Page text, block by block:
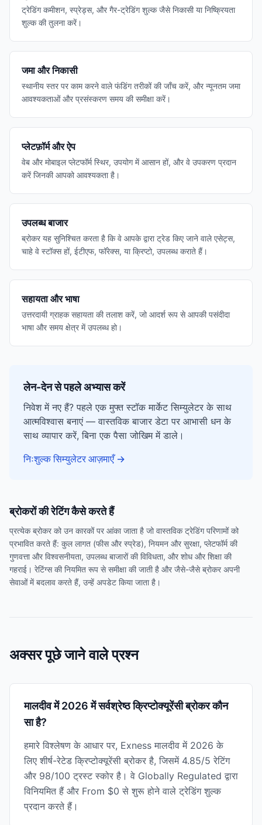
ट्रेडिंग कमीशन, स्प्रेड्स, और गैर-ट्रेडिंग शुल्क जैसे निकासी या निष्क्रियता
शुल्क की तुलना करें।
जमा और निकासी
स्थानीय स्तर पर काम करने वाले फंडिंग तरीकों की जाँच करें, और न्यूनतम जमा
आवश्यकताओं और प्रसंस्करण समय की समीक्षा करें।
प्लेटफ़ॉर्म और ऐप
वेब और मोबाइल प्लेटफॉर्म स्थिर, उपयोग में आसान हों, और वे उपकरण प्रदान
करें जिनकी आपको आवश्यकता है।
उपलब्ध बाजार
ब्रोकर यह सुनिश्चित करता है कि वे आपके द्वारा ट्रेड किए जाने वाले एसेट्स,
चाहे वे स्टॉक्स हों, ईटीएफ, फॉरेक्स, या क्रिप्टो, उपलब्ध कराते हैं।
सहायता और भाषा
उत्तरदायी ग्राहक सहायता की तलाश करें, जो आदर्श रूप से आपकी पसंदीदा
भाषा और समय क्षेत्र में उपलब्ध हो।
लेन-देन से पहले अभ्यास करें
निवेश में नए हैं? पहले एक मुफ्त स्टॉक मार्केट सिम्युलेटर के साथ
आत्मविश्वास बनाएं — वास्तविक बाजार डेटा पर आभासी धन के
साथ व्यापार करें, बिना एक पैसा जोखिम में डाले।
निःशुल्क सिम्युलेटर आज़माएँ →
ब्रोकरों की रेटिंग कैसे करते हैं
प्रत्येक ब्रोकर को उन कारकों पर आंका जाता है जो वास्तविक ट्रेडिंग परिणामों को
प्रभावित करते हैं: कुल लागत (फीस और स्प्रेड), नियमन और सुरक्षा, प्लेटफॉर्म की
गुणवत्ता और विश्वसनीयता, उपलब्ध बाजारों की विविधता, और शोध और शिक्षा की
गहराई। रेटिंग्स की नियमित रूप से समीक्षा की जाती है और जैसे-जैसे ब्रोकर अपनी
सेवाओं में बदलाव करते हैं, उन्हें अपडेट किया जाता है।
अक्सर पूछे जाने वाले प्रश्न
मालदीव में 2026 में सर्वश्रेष्ठ क्रिप्टोक्यूरेंसी ब्रोकर कौन
सा है?
हमारे विश्लेषण के आधार पर, Exness मालदीव में 2026 के
लिए शीर्ष-रेटेड क्रिप्टोक्यूरेंसी ब्रोकर है, जिसमें 4.85/5 रेटिंग
और 98/100 ट्रस्ट स्कोर है। वे Globally Regulated द्वारा
विनियमित हैं और From $0 से शुरू होने वाले ट्रेडिंग शुल्क
प्रदान करते हैं।